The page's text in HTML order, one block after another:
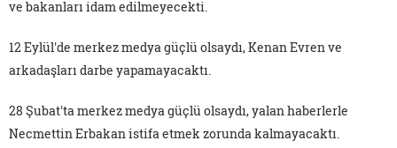
ve bakanları idam edilmeyecekti.
12 Eylül'de merkez medya güçlü olsaydı, Kenan Evren ve
arkadaşları darbe yapamayacaktı.
28 Şubat'ta merkez medya güçlü olsaydı, yalan haberlerle
Necmettin Erbakan istifa etmek zorunda kalmayacaktı.